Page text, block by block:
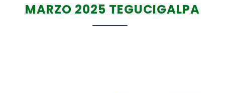
MARZO 2025 TEGUCIGALPA